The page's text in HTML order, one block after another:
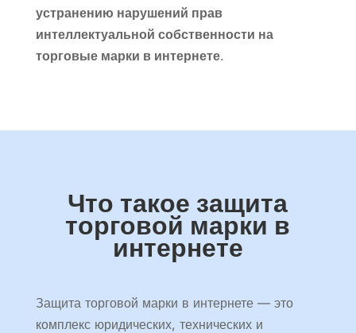
устранению нарушений прав
интеллектуальной собственности на
торговые марки в интернете.
Что такое защита
торговой марки в
интернете
Защита торговой марки в интернете — это
комплекс юридических, технических и